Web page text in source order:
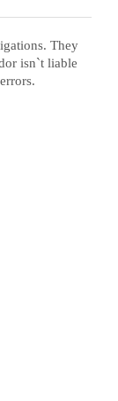
They
isn`t liable